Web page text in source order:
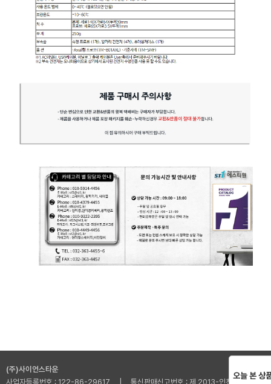
(주)사이언스타운
사업자등록번호 : 122-86-29617 | 통신판매신고번호 : 제 2013-인천부평-001
오늘 본 상